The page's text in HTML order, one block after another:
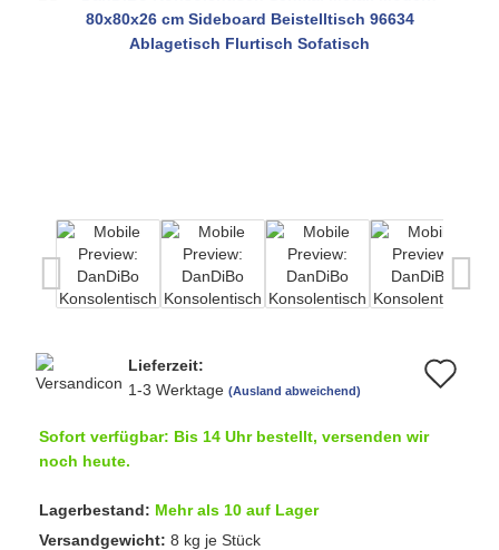
Lieferzeit:
1-3 Werktage (Ausland abweichend)
Sofort verfügbar: Bis 14 Uhr bestellt, versenden wir
noch heute.
Lagerbestand: Mehr als 10 auf Lager
Versandgewicht: 8 kg je Stück